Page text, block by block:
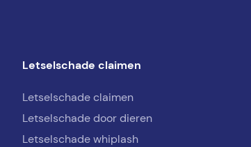
Letselschade claimen
Letselschade claimen
Letselschade door dieren
Letselschade whiplash